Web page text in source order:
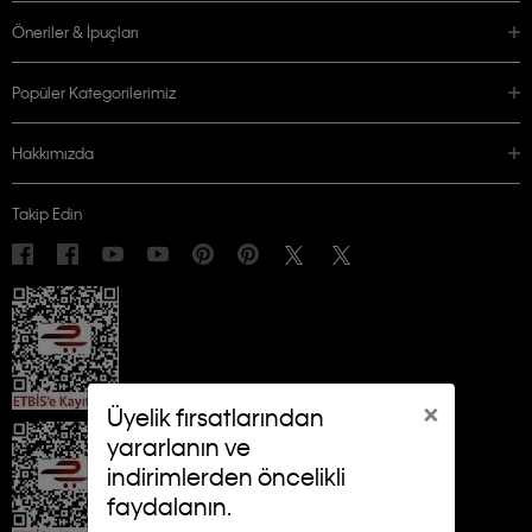
×
Üyelik fırsatlarından
yararlanın ve
indirimlerden öncelikli
faydalanın.
Öneriler & İpuçları
Popüler Kategorilerimiz
Hakkımızda
Takip Edin